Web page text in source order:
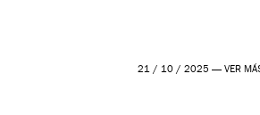
21 / 10 / 2025 — VER